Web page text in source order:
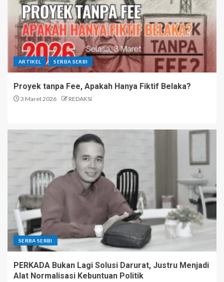
ARTIKEL SERBA SERBI
Proyek tanpa Fee, Apakah Hanya Fiktif Belaka?
3 Maret 2026 REDAKSI
SERBA SERBI
PERKADA Bukan Lagi Solusi Darurat, Justru Menjadi
Alat Normalisasi Kebuntuan Politik